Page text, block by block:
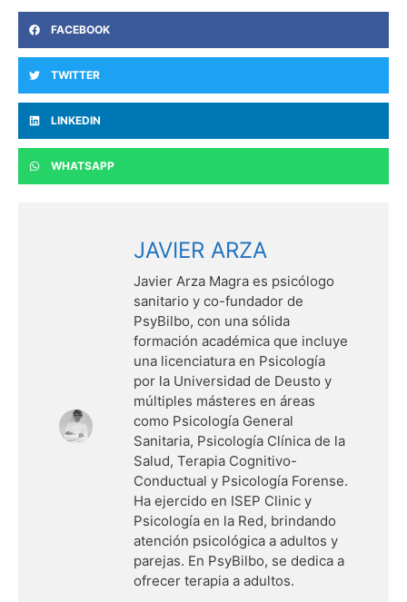
FACEBOOK
TWITTER
LINKEDIN
WHATSAPP
JAVIER ARZA
Javier Arza Magra es psicólogo
sanitario y co-fundador de
PsyBilbo, con una sólida
formación académica que incluye
una licenciatura en Psicología
por la Universidad de Deusto y
múltiples másteres en áreas
como Psicología General
Sanitaria, Psicología Clínica de la
Salud, Terapia Cognitivo-
Conductual y Psicología Forense.
Ha ejercido en ISEP Clinic y
Psicología en la Red, brindando
atención psicológica a adultos y
parejas. En PsyBilbo, se dedica a
ofrecer terapia a adultos.